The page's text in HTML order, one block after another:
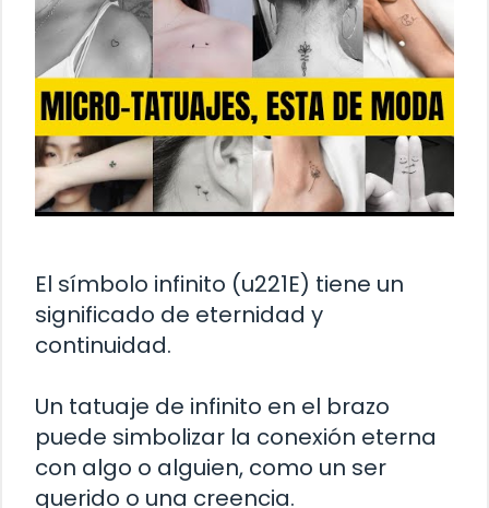
El símbolo infinito (u221E) tiene un
significado de eternidad y
continuidad.
Un tatuaje de infinito en el brazo
puede simbolizar la conexión eterna
con algo o alguien, como un ser
querido o una creencia.